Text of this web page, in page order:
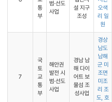
통
부
범·선도
사업
설 지구
조성
오색
리 일
원
7
국
토
교
통
부
해안권
발전 시
범·선도
사업
경남 남
해 다이
어트 보
물섬 조
성사업
경상
남도
남해
군 미
조면
미조
리 조
도, 호